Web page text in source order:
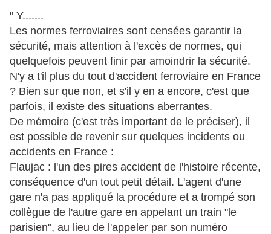
" Y.......
Les normes ferroviaires sont censées garantir la
sécurité, mais attention à l'excès de normes, qui
quelquefois peuvent finir par amoindrir la sécurité.
N'y a t'il plus du tout d'accident ferroviaire en France
? Bien sur que non, et s'il y en a encore, c'est que
parfois, il existe des situations aberrantes.
De mémoire (c'est très important de le préciser), il
est possible de revenir sur quelques incidents ou
accidents en France :
Flaujac : l'un des pires accident de l'histoire récente,
conséquence d'un tout petit détail. L'agent d'une
gare n'a pas appliqué la procédure et a trompé son
collègue de l'autre gare en appelant un train "le
parisien", au lieu de l'appeler par son numéro